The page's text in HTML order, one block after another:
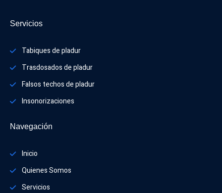
Servicios
Tabiques de pladur
Trasdosados de pladur
Falsos techos de pladur
Insonorizaciones
Navegación
Inicio
Quienes Somos
Servicios